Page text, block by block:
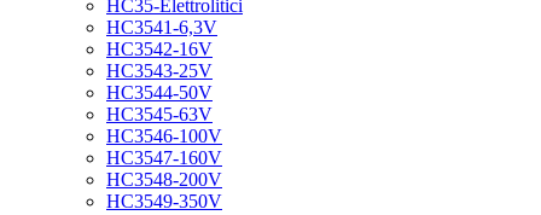
HC35-Elettrolitici
HC3541-6,3V
HC3542-16V
HC3543-25V
HC3544-50V
HC3545-63V
HC3546-100V
HC3547-160V
HC3548-200V
HC3549-350V